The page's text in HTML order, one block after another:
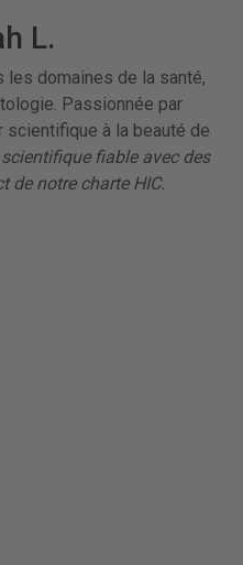
L.
les domaines de la santé,
Passionnée par
scientifique à la beauté de
fiable avec des
de notre charte HIC.